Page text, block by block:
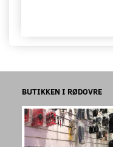
BUTIKKEN I RØDOVRE